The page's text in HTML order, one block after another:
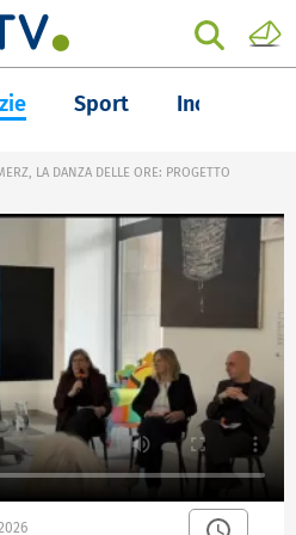
Sport Inchieste
LA DANZA DELLE ORE: PROGETTO